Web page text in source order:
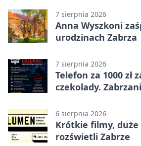
7 sierpnia 2026
Anna Wyszkoni
urodzinach Zabrza
7 sierpnia 2026
Telefon za 1000 zł
czekolady.
6 sierpnia 2026
Krótkie filmy, duże
rozświetli Zabrze